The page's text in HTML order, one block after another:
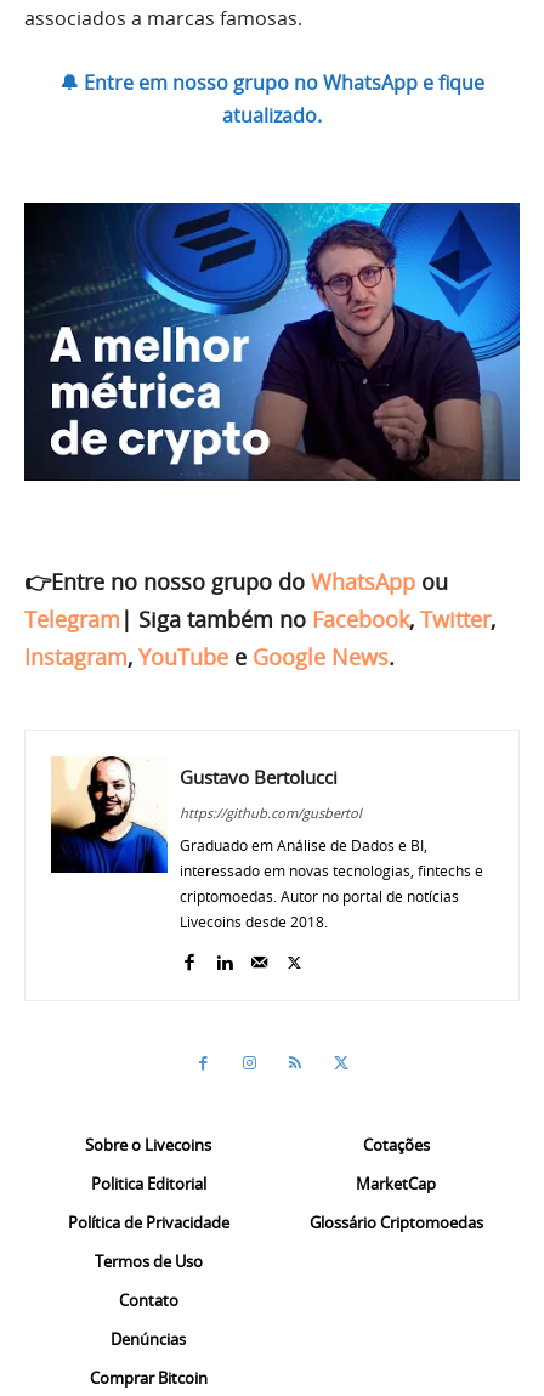
associados a marcas famosas.
🔔 Entre em nosso grupo no WhatsApp e fique
atualizado.
👉Entre no nosso grupo do WhatsApp ou
Telegram | Siga também no Facebook, Twitter,
Instagram, YouTube e Google News.
Gustavo Bertolucci
https://github.com/gusbertol
Graduado em Análise de Dados e BI,
interessado em novas tecnologias, fintechs e
criptomoedas. Autor no portal de notícias
Livecoins desde 2018.
Sobre o Livecoins
Politica Editorial
Política de Privacidade
Termos de Uso
Contato
Denúncias
Comprar Bitcoin
Cotações
MarketCap
Glossário Criptomoedas